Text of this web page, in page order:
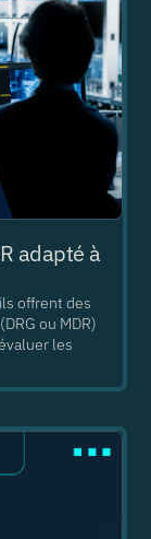
adapté à
offrent des
ou MDR)
les